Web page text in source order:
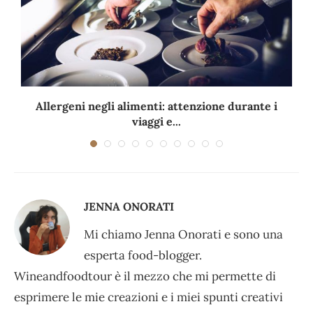
Allergeni negli alimenti: attenzione durante i
viaggi e...
JENNA ONORATI
Mi chiamo Jenna Onorati e sono una
esperta food-blogger.
Wineandfoodtour è il mezzo che mi permette di
esprimere le mie creazioni e i miei spunti creativi